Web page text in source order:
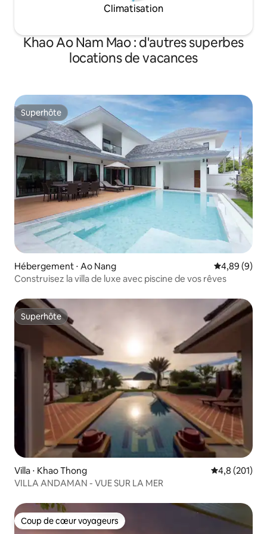
Climatisation
Khao Ao Nam Mao : d'autres superbes
locations de vacances
Superhôte
Superhôte
Hébergement ⋅ Ao Nang Évaluation
4,89 (9)
Construisez la villa de luxe avec piscine de vos rêves
Superhôte
Superhôte
Villa ⋅ Khao Thong Évaluation
4,8 (201)
VILLA ANDAMAN - VUE SUR LA MER
Coup de cœur voyageurs
Coup de cœur voyageurs